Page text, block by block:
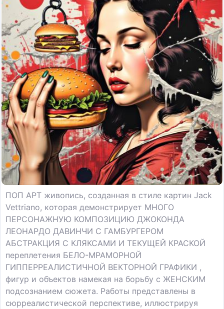
ПОП АРТ живопись, созданная в стиле картин Jack
Vettriano, которая демонстрирует МНОГО
ПЕРСОНАЖНУЮ КОМПОЗИЦИЮ ДЖОКОНДА
ЛЕОНАРДО ДАВИНЧИ С ГАМБУРГЕРОМ
АБСТРАКЦИЯ С КЛЯКСАМИ И ТЕКУЩЕЙ КРАСКОЙ
переплетения БЕЛО-МРАМОРНОЙ
ГИППЕРРЕАЛИСТИЧНОЙ ВЕКТОРНОЙ ГРАФИКИ ,
фигур и объектов намекая на борьбу с ЖЕНСКИМ
подсознанием сюжета. Работы представлены в
сюрреалистической перспективе, иллюстрируя